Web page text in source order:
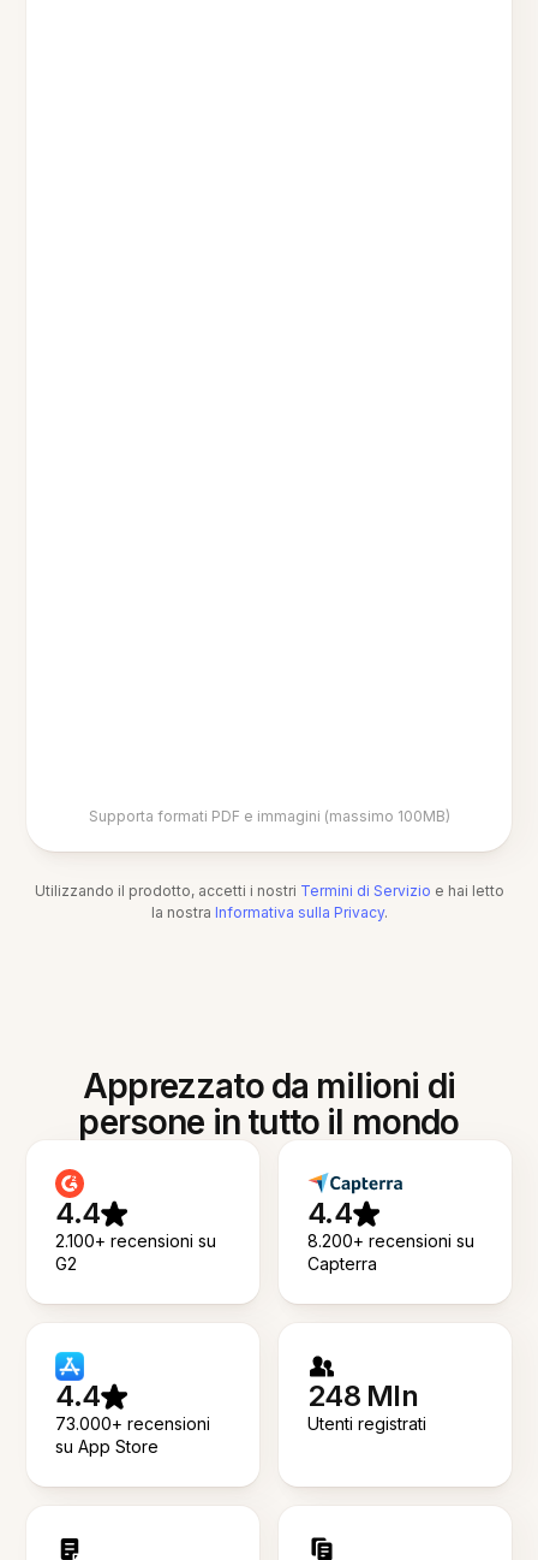
Supporta formati PDF e immagini (massimo 100MB)
Utilizzando il prodotto, accetti i nostri Termini di Servizio e hai letto
la nostra Informativa sulla Privacy.
Apprezzato da milioni di
persone in tutto il mondo
4.4
2.100+ recensioni su
G2
4.4
8.200+ recensioni su
Capterra
4.4
73.000+ recensioni
su App Store
248 Mln
Utenti registrati